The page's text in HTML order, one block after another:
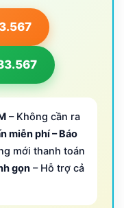
– Không cần ra
miễn phí – Báo
mới thanh toán
gọn – Hỗ trợ cả